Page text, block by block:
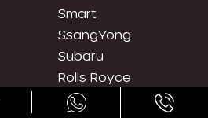
Smart
SsangYong
Subaru
Rolls Royce
Suzuki